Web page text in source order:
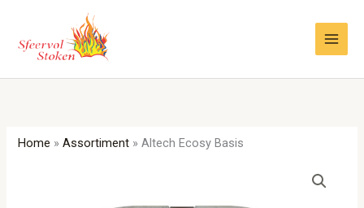
inhoud
Home »Assortiment »Altech Ecosy Basis